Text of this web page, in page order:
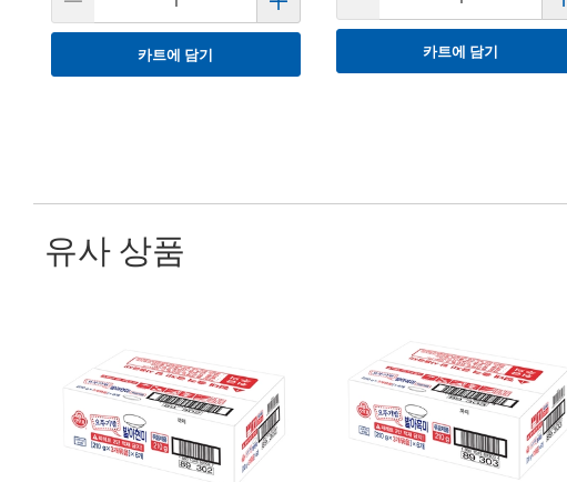
카트에 담기 카트에 담기
유사 상품